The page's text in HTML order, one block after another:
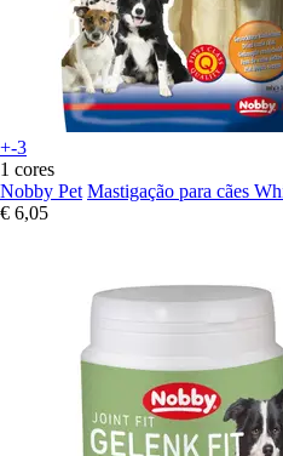
+-3
1 cores
Nobby Pet Mastigação para cães
€ 6,05